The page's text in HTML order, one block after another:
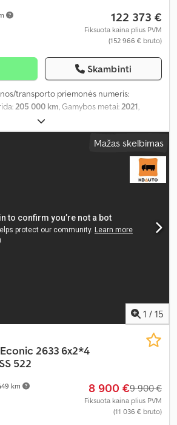
122 373 €
Fiksuota kaina plius PVM
(152 966 € bruto)
Skambinti
transporto priemonės numeris:
rida: 205 000 km , Gamybos metai: 2021
Mažas skelbimas
1 / 15
km
Econic 2633 6x2*4
522
8 900 €9 900 €
Fiksuota kaina plius PVM
(11 036 € bruto)